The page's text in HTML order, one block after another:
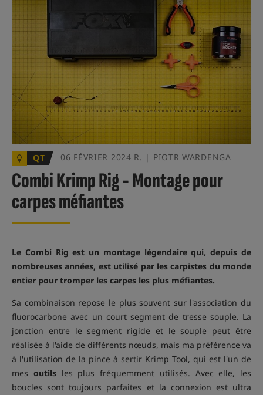
QT 06 FÉVRIER 2024 R. | PIOTR WARDENGA
Combi Krimp Rig - Montage pour
carpes méfiantes
Le Combi Rig est un montage légendaire qui, depuis de
nombreuses années, est utilisé par les carpistes du monde
entier pour tromper les carpes les plus méfiantes.
Sa combinaison repose le plus souvent sur l'association du
fluorocarbone avec un court segment de tresse souple. La
jonction entre le segment rigide et le souple peut être
réalisée à l'aide de différents nœuds, mais ma préférence va
à l'utilisation de la pince à sertir Krimp Tool, qui est l'un de
mes outilsles plus fréquemment utilisés. Avec elle, les
boucles sont toujours parfaites et la connexion est ultra